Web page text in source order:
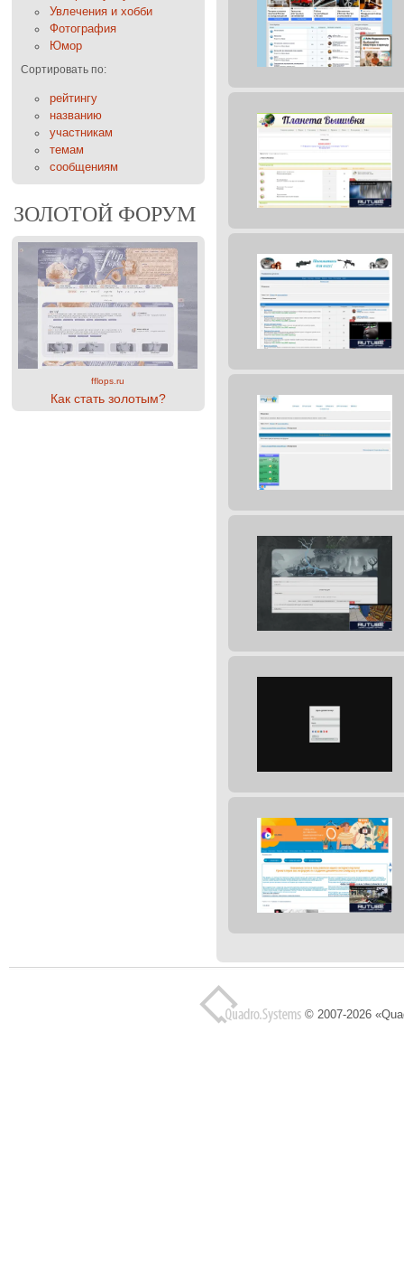
Увлечения и хобби
Фотография
Юмор
Сортировать по:
рейтингу
названию
участникам
темам
сообщениям
ЗОЛОТОЙ ФОРУМ
fflops.ru
Как стать золотым?
© 2007-2026